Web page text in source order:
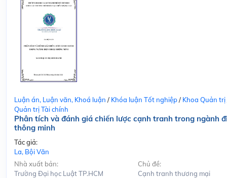
Luận án, Luận văn, Khoá luận / Khóa luận Tốt nghiệp/ Khoa Quản trị
Quản trị Tài chính
Phân tích và đánh giá chiến lược cạnh tranh trong ngành
thông minh
Tác giả:
La, Bội Văn
Nhà xuất bản:
Trường Đại học Luật TP.HCM
Chủ đề:
Cạnh tranh thương mại